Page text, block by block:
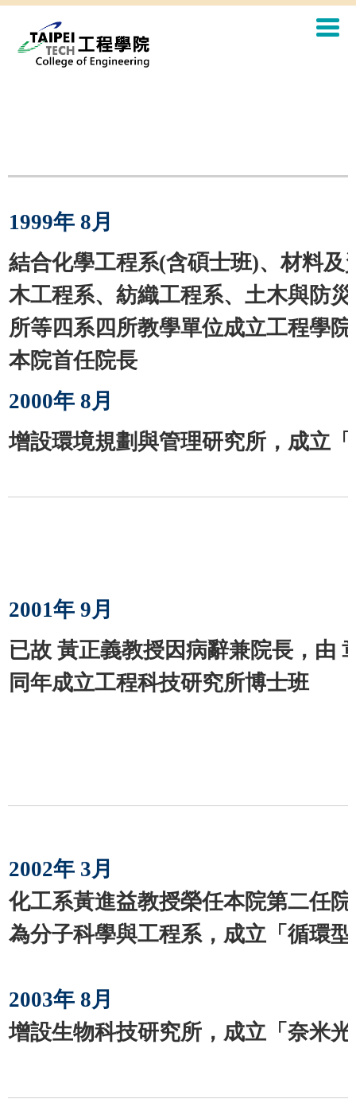
1999年 8月
結合化學工程系(含碩士班)、材料及
木工程系、紡織工程系、土木與防
所等四系四所教學單位成立工程學
本院首任院長
2000年 8月
增設環境規劃與管理研究所，成立
2001年 9月
已故 黃正義教授因病辭兼院長，由
同年成立工程科技研究所博士班
2002年 3月
化工系黃進益教授榮任本院第二任
為分子科學與工程系，成立「循環
2003年 8月
增設生物科技研究所，成立「奈米